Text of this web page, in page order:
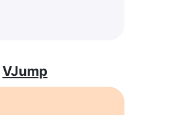
VJump